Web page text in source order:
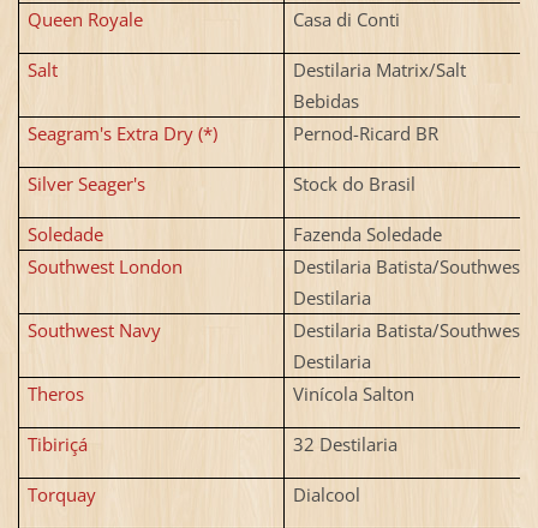
Queen Royale
Casa di Conti
Salt
Destilaria Matrix/Salt
Bebidas
Seagram's Extra Dry (*)
Pernod-Ricard BR
Silver Seager's Stock do Brasil
Soledade
Fazenda Soledade
Southwest London
Destilaria Batista/Southwest
Destilaria
Southwest Navy
Destilaria Batista/Southwest
Destilaria
Theros
Vinícola Salton
Tibiriçá 32 Destilaria
Torquay Dialcool